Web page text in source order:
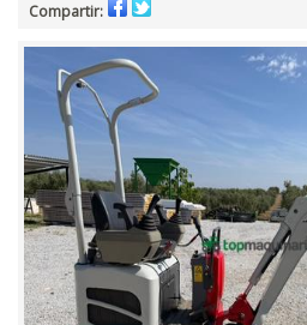
Compartir: